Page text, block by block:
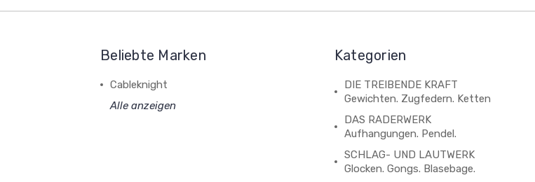
Beliebte Marken
Cableknight
Alle anzeigen
Kategorien
DIE TREIBENDE KRAFT
Gewichten. Zugfedern. Ketten
DAS RADERWERK
Aufhangungen. Pendel.
SCHLAG- UND LAUTWERK
Glocken. Gongs. Blasebage.